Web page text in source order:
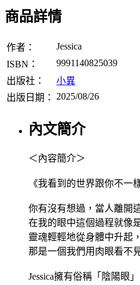
商品詳情
作者：
Jessica
ISBN：
9991140825039
出版社：
小異
出版日期：
2025/08/26
內文簡介
＜內容簡介＞
《我看到的世界跟你不一
你有沒有想過，當人離開
在我的眼中這個過程就像
靈魂輕輕地從身體中升起
那是一個我們用肉眼看
Jessica擁有俗稱「陰陽眼